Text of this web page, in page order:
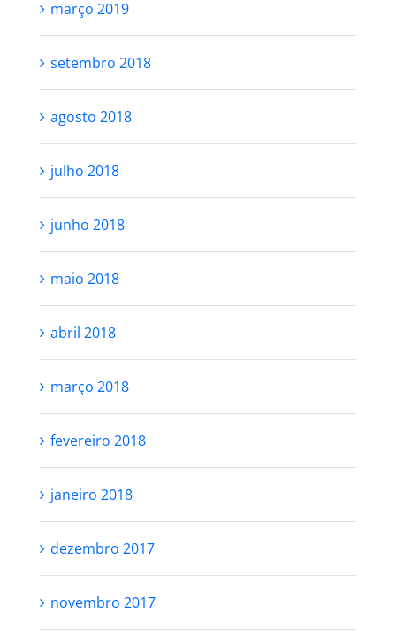
março 2019
setembro 2018
agosto 2018
julho 2018
junho 2018
maio 2018
abril 2018
março 2018
fevereiro 2018
janeiro 2018
dezembro 2017
novembro 2017